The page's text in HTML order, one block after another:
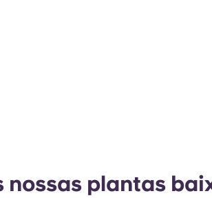
nossas plantas